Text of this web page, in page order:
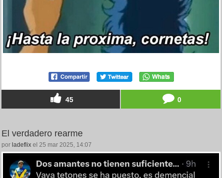
45 0
El verdadero rearme
por ladeflix el 25 mar 2025, 14:07